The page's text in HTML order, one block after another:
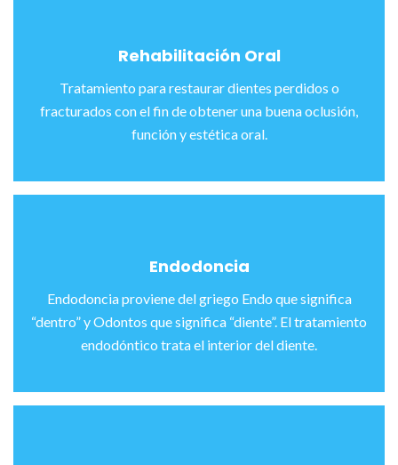
Rehabilitación Oral
Tratamiento para restaurar dientes perdidos o
fracturados con el fin de obtener una buena oclusión,
función y estética oral.
Endodoncia
Endodoncia proviene del griego Endo que significa
“dentro” y Odontos que significa “diente”. El tratamiento
endodóntico trata el interior del diente.